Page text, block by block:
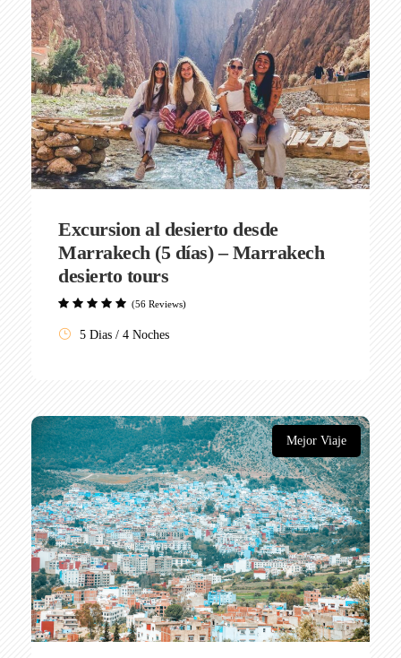
Excursion al desierto desde
Marrakech (5 días) – Marrakech
desierto tours
5 Dias / 4 Noches
(56 Reviews)
Mejor Viaje